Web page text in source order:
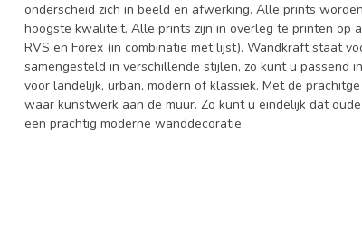
onderscheid zich in beeld en afwerking. Alle prints
hoogste kwaliteit. Alle prints zijn in overleg te printen op
RVS en Forex (in combinatie met lijst). Wandkraft staat
samengesteld in verschillende stijlen, zo kunt u passend
voor landelijk, urban, modern of klassiek. Met de
waar kunstwerk aan de muur. Zo kunt u eindelijk dat
een prachtig moderne wanddecoratie.